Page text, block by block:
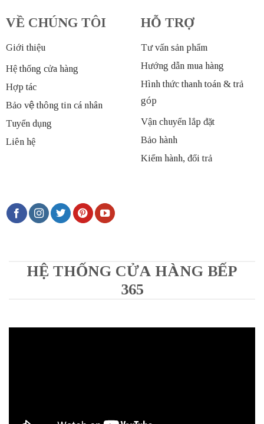
VỀ CHÚNG TÔI
Giới thiệu
Hệ thống cửa hàng
Hợp tác
Bảo vệ thông tin cá nhân
Tuyển dụng
Liên hệ
HỖ TRỢ
Tư vấn sản phẩm
Hướng dẫn mua hàng
Hình thức thanh toán & trả
góp
Vận chuyển lắp đặt
Bảo hành
Kiểm hành, đổi trả
HỆ THỐNG CỬA HÀNG BẾP
365